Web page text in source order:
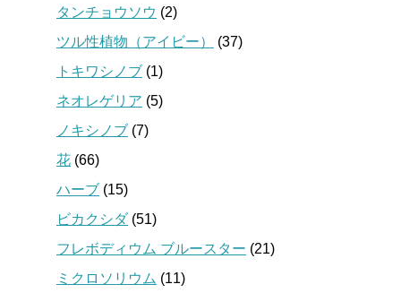
タンチョウソウ (2)
ツル性植物（アイビー）
(37)
トキワシノブ (1)
ネオレゲリア (5)
ノキシノブ (7)
花 (66)
ハーブ (15)
ビカクシダ(51)
フレボディウム ブルースター (21)
ミクロソリウム (11)